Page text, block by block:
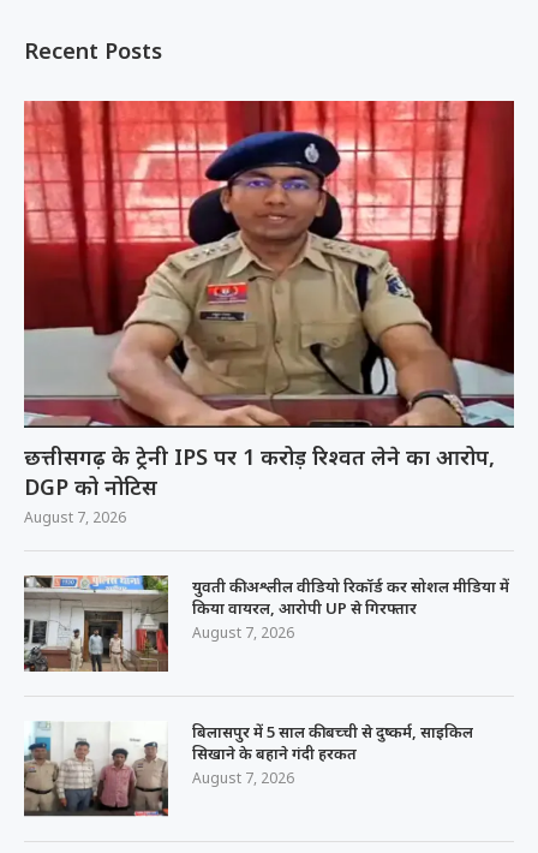
Recent Posts
छत्तीसगढ़ के ट्रेनी IPS पर 1 करोड़ रिश्वत लेने का आरोप,
DGP को नोटिस
August 7, 2026
युवती की अश्लील वीडियो रिकॉर्ड कर सोशल मीडिया में
किया वायरल, आरोपी UP से गिरफ्तार
August 7, 2026
बिलासपुर में 5 साल की बच्ची से दुष्कर्म, साइकिल
सिखाने के बहाने गंदी हरकत
August 7, 2026